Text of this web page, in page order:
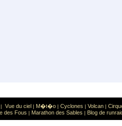
Sport :Sports extr�mes
| Vue du ciel | M�t�o | Cyclones | Volcan |
des Fous | Marathon des Sables | Blog de